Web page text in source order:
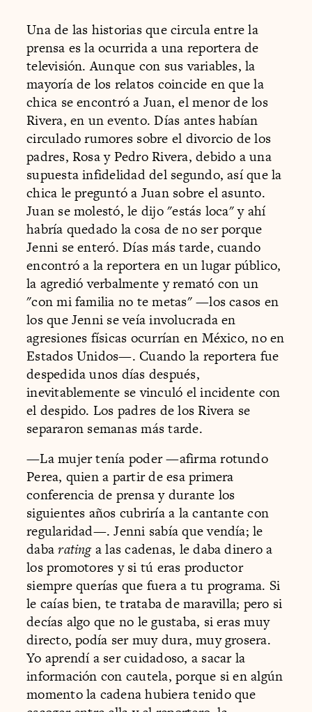
Una de las historias que circula entre la
prensa es la ocurrida a una reportera de
televisión. Aunque con sus variables, la
mayoría de los relatos coincide en que la
chica se encontró a Juan, el menor de los
Rivera, en un evento. Días antes habían
circulado rumores sobre el divorcio de los
padres, Rosa y Pedro Rivera, debido a una
supuesta infidelidad del segundo, así que la
chica le preguntó a Juan sobre el asunto.
Juan se molestó, le dijo "estás loca" y ahí
habría quedado la cosa de no ser porque
Jenni se enteró. Días más tarde, cuando
encontró a la reportera en un lugar público,
la agredió verbalmente y remató con un
"con mi familia no te metas" —los casos en
los que Jenni se veía involucrada en
agresiones físicas ocurrían en México, no en
Estados Unidos—. Cuando la reportera fue
despedida unos días después,
inevitablemente se vinculó el incidente con
el despido. Los padres de los Rivera se
separaron semanas más tarde.
—La mujer tenía poder —afirma rotundo
Perea, quien a partir de esa primera
conferencia de prensa y durante los
siguientes años cubriría a la cantante con
regularidad—. Jenni sabía que vendía; le
dabaratinga las cadenas, le daba dinero a
los promotores y si tú eras productor
siempre querías que fuera a tu programa. Si
le caías bien, te trataba de maravilla; pero si
decías algo que no le gustaba, si eras muy
directo, podía ser muy dura, muy grosera.
Yo aprendí a ser cuidadoso, a sacar la
información con cautela, porque si en algún
momento la cadena hubiera tenido que